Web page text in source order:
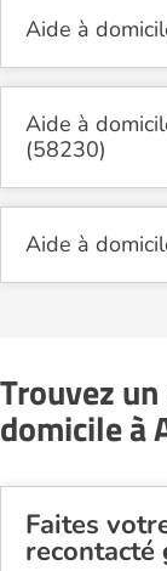
Aide à
Aide à
(58230)
Aide à
Trouvez
domicile à
Faites
recontacté